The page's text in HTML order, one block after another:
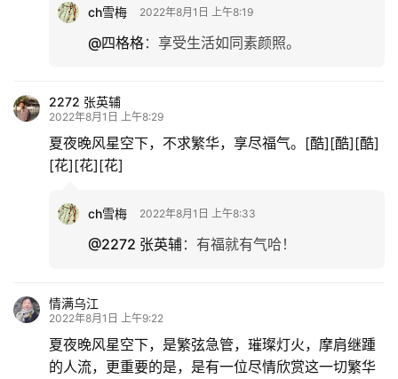
ch雪梅 2022年8月1日 上午8:19
@四格格： 享受生活如同素颜照。
2272 张英辅
2022年8月1日 上午8:29
夏夜晚风星空下，不求繁华，享尽福气。[酷][酷][酷]
[花][花][花]
ch雪梅 2022年8月1日 上午8:33
@2272 张英辅： 有福就有气哈！
情满乌江
2022年8月1日 上午9:22
夏夜晚风星空下，是繁弦急管，璀璨灯火，摩肩继踵
的人流，更重要的是，是有一位尽情欣赏这一切繁华